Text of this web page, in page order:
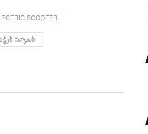
SCOOTER
స్కూటర్